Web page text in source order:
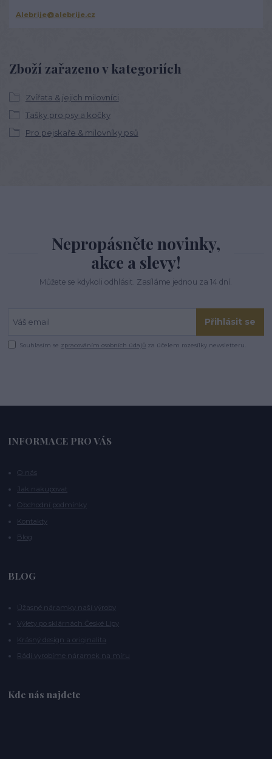
Zboží zařazeno v kategoriích
Zvířata & jejich milovníci
Tašky pro psy a kočky
Pro pejskaře & milovníky psů
Alebrije@alebrije.cz
Nepropásněte novinky,
akce a slevy!
Můžete se kdykoli odhlásit. Zasíláme jednou za 14 dní.
Přihlásit se
Souhlasím se zpracováním osobních údajů za účelem rozesílky newsletteru.
INFORMACE PRO VÁS
O nás
Jak nakupovat
Obchodní podmínky
Kontakty
Blog
BLOG
Úžasné náramky naší výroby
Výlety po sklárnách České Lípy
Krásný design a originalita
Rádi vyrobíme náramek na míru
Kde nás najdete